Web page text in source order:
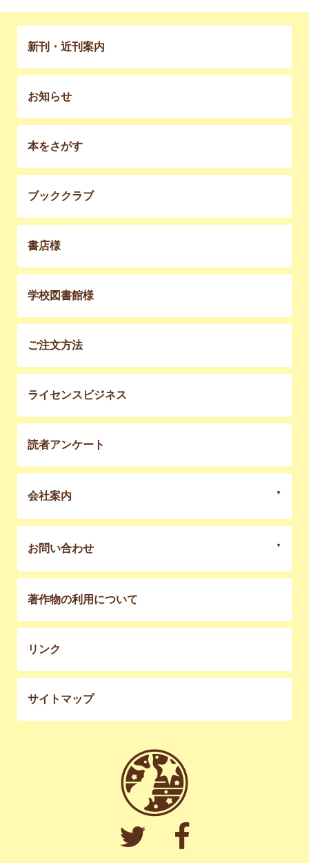
新刊・近刊案内
お知らせ
本をさがす
ブッククラブ
書店様
学校図書館様
ご注文方法
ライセンスビジネス
読者アンケート
会社案内
お問い合わせ
著作物の利用について
リンク
サイトマップ